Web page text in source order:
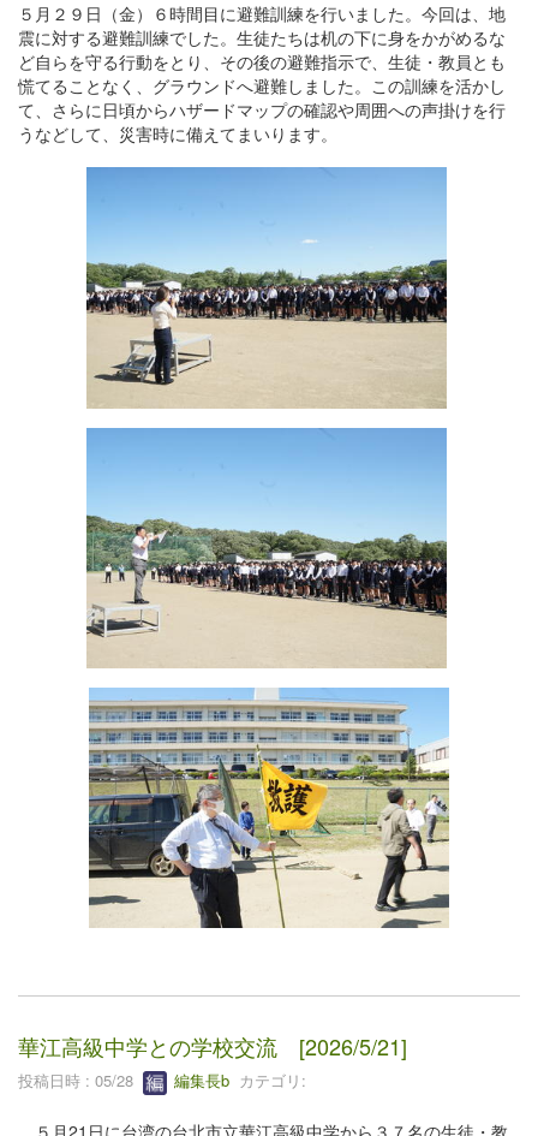
５月２９日（金）６時間目に避難訓練を行いました。今回は、地
震に対する避難訓練でした。生徒たちは机の下に身をかがめるな
ど自らを守る行動をとり、その後の避難指示で、生徒・教員とも
慌てることなく、グラウンドへ避難しました。この訓練を活かし
て、さらに日頃からハザードマップの確認や周囲への声掛けを行
うなどして、災害時に備えてまいります。
華江高級中学との学校交流 [2026/5/21]
投稿日時 : 05/28 編集長b カテゴリ:
５月21日に台湾の台北市立華江高級中学から３７名の生徒・教